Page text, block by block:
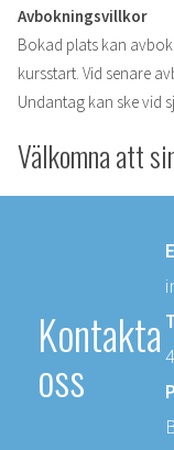
Avbokningsvillkor
Bokad plats kan
kursstart. Vid senare
Undantag kan ske vid
Välkomna att
Kontakta
oss